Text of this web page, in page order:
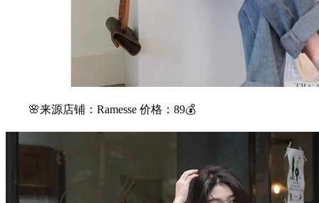
🌸来源店铺：Ramesse 价格：89💰